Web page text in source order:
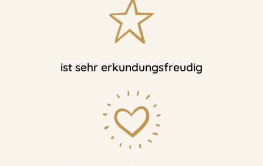
ist sehr erkundungsfreudig